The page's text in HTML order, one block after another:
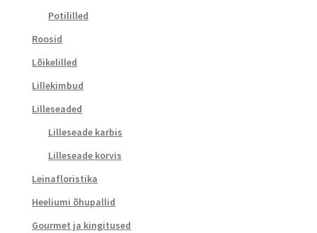
Potililled
Roosid
Lõikelilled
Lillekimbud
Lilleseaded
Lilleseade karbis
Lilleseade korvis
Leinafloristika
Heeliumi õhupallid
Gourmet ja kingitused